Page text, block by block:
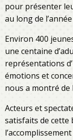
pour présenter
au long de l’année
Environ 400
une centaine
représentations
émotions et
nous a montré
Acteurs et
satisfaits de cette